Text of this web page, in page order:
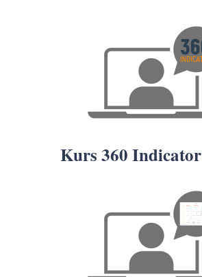
Kurs 360 Indicator